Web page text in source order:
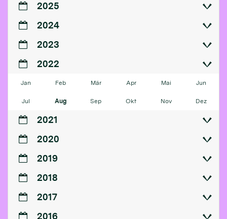
2025
2024
2023
2022
Jan Feb Mär Apr Mai Jun
Jul Aug Sep Okt Nov Dez
2021
2020
2019
2018
2017
2016